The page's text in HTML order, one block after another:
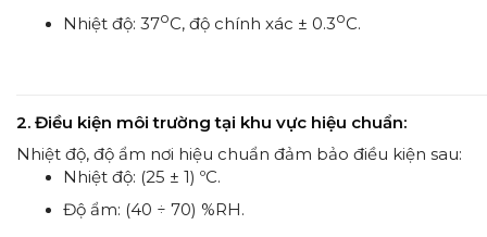
Nhiệt độ: 37oC, độ chính xác ± 0.3oC.
2. Điều kiện môi trường tại khu vực hiệu chuẩn:
Nhiệt độ, độ ẩm nơi hiệu chuẩn đảm bảo điều kiện sau:
Nhiệt độ: (25 ± 1) ºC.
Độ ẩm: (40 ÷ 70) %RH.